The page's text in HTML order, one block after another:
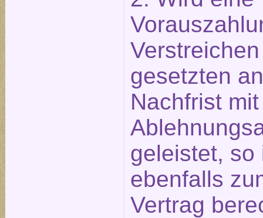
gesetzten
Nachfrist mit
geleistet, so
ebenfalls
Vertrag